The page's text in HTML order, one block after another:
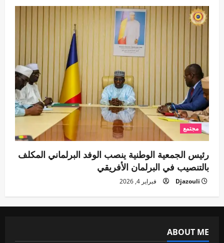
مجتمع
رئيس الجمعية الوطنية ينصب الوفد البرلماني المكلف
بالتنصيب في البرلمان الأفريقي
Djazouli فبراير 4, 2026
ABOUT ME